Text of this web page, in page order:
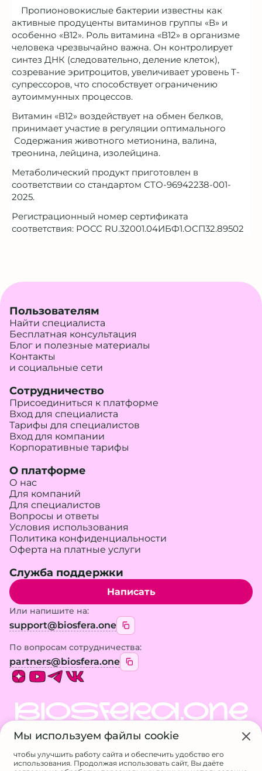
Пропионовокислые бактерии известны как
активные продуценты витаминов группы «В» и
особенно «В12». Роль витамина «В12» в организме
человека чрезвычайно важна. Он контролирует
синтез ДНК (следовательно, деление клеток),
созревание эритроцитов, увеличивает уровень Т-
супрессоров, что способствует ограничению
аутоиммунных процессов.
Витамин «В12» воздействует на обмен белков,
принимает участие в регуляции оптимального
Содержания животного метионина, валина,
треонина, лейцина, изолейцина.
Метаболический продукт приготовлен в
соответствии со стандартом СТО-96942238-001-
2025.
Регистрационный номер сертификата
соответствия: РОСС RU.32001.04ИБФ1.ОСП32.89502
Пользователям
Найти специалиста
Бесплатная консультация
Блог и полезные материалы
Контакты
и социальные сети
Сотрудничество
Присоединиться к платформе
Вход для специалиста
Тарифы для специалистов
Вход для компании
Корпоративные тарифы
О платформе
О нас
Для компаний
Для специалистов
Вопросы и ответы
Условия использования
Политика конфиденциальности
Оферта на платные услуги
Служба поддержки
Написать
Или напишите на:
support@biosfera.one
По вопросам сотрудничества:
partners@biosfera.one
BIOSFERA.ONE
© 2026 BIOSFERA.ONE. Все права защищены.
только с разрешения владельца
Мы используем файлы cookie
чтобы улучшить работу сайта и обеспечить удобство его
использования. Продолжая использовать сайт, Вы даёте